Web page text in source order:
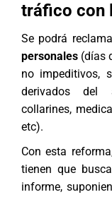
tráfico con
Se podrá
personales (días
no impeditivos,
derivados del
collarines,
etc).
Con esta
tienen que
informe,